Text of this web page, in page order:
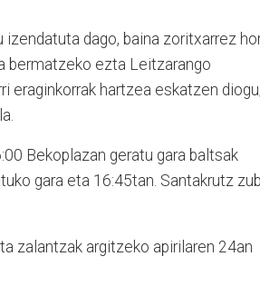
dago, baina zoritxarrez
bermatzeko ezta Leitzarango
eraginkorrak hartzea eskatzen diogu;
Bekoplazan geratu gara baltsak
gara eta 16:45tan. Santakrutz
zalantzak argitzeko apirilaren 24an